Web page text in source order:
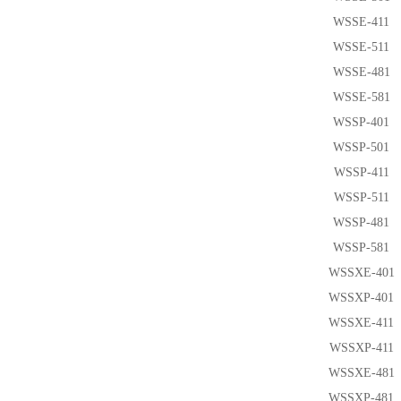
WSSE-411
WSSE-511
WSSE-481
WSSE-581
WSSP-401
WSSP-501
WSSP-411
WSSP-511
WSSP-481
WSSP-581
WSSXE-401
WSSXP-401
WSSXE-411
WSSXP-411
WSSXE-481
WSSXP-481